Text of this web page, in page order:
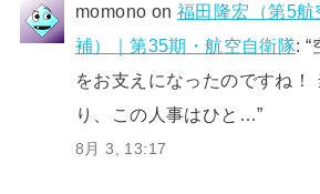
momono on福田隆宏（第5
補）｜第35期・航空自衛隊: “
をお支えになったのですね！
り、この人事はひと…”
8月 3, 13:17